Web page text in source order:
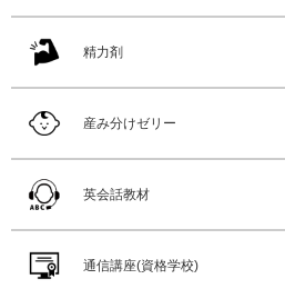
精力剤
産み分けゼリー
英会話教材
通信講座(資格学校)